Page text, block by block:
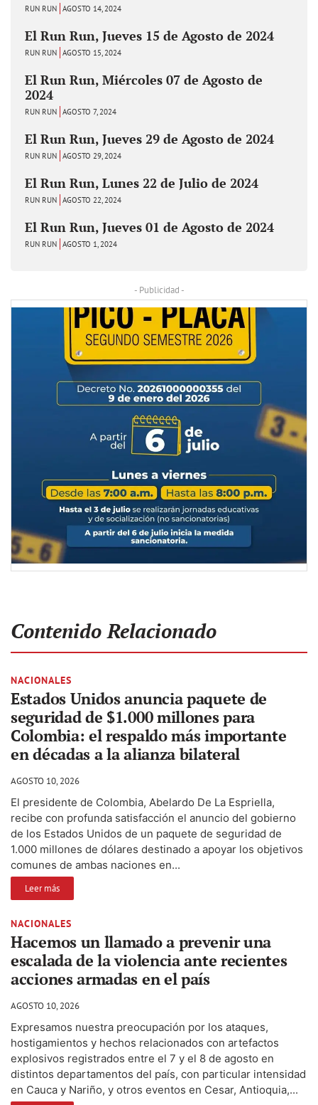
RUN RUN AGOSTO 14, 2024
El Run Run, Jueves 15 de Agosto de 2024
RUN RUN AGOSTO 15, 2024
El Run Run, Miércoles 07 de Agosto de
2024
RUN RUN AGOSTO 7, 2024
El Run Run, Jueves 29 de Agosto de 2024
RUN RUN AGOSTO 29, 2024
El Run Run, Lunes 22 de Julio de 2024
RUN RUN AGOSTO 22, 2024
El Run Run, Jueves 01 de Agosto de 2024
RUN RUN AGOSTO 1, 2024
- Publicidad -
Contenido Relacionado
NACIONALES
Estados Unidos anuncia paquete de
seguridad de $1.000 millones para
Colombia: el respaldo más importante
en décadas a la alianza bilateral
AGOSTO 10, 2026
El presidente de Colombia, Abelardo De La Espriella,
recibe con profunda satisfacción el anuncio del gobierno
de los Estados Unidos de un paquete de seguridad de
1.000 millones de dólares destinado a apoyar los objetivos
comunes de ambas naciones en...
Leer más
NACIONALES
Hacemos un llamado a prevenir una
escalada de la violencia ante recientes
acciones armadas en el país
AGOSTO 10, 2026
Expresamos nuestra preocupación por los ataques,
hostigamientos y hechos relacionados con artefactos
explosivos registrados entre el 7 y el 8 de agosto en
distintos departamentos del país, con particular intensidad
en Cauca y Nariño, y otros eventos en Cesar, Antioquia,...